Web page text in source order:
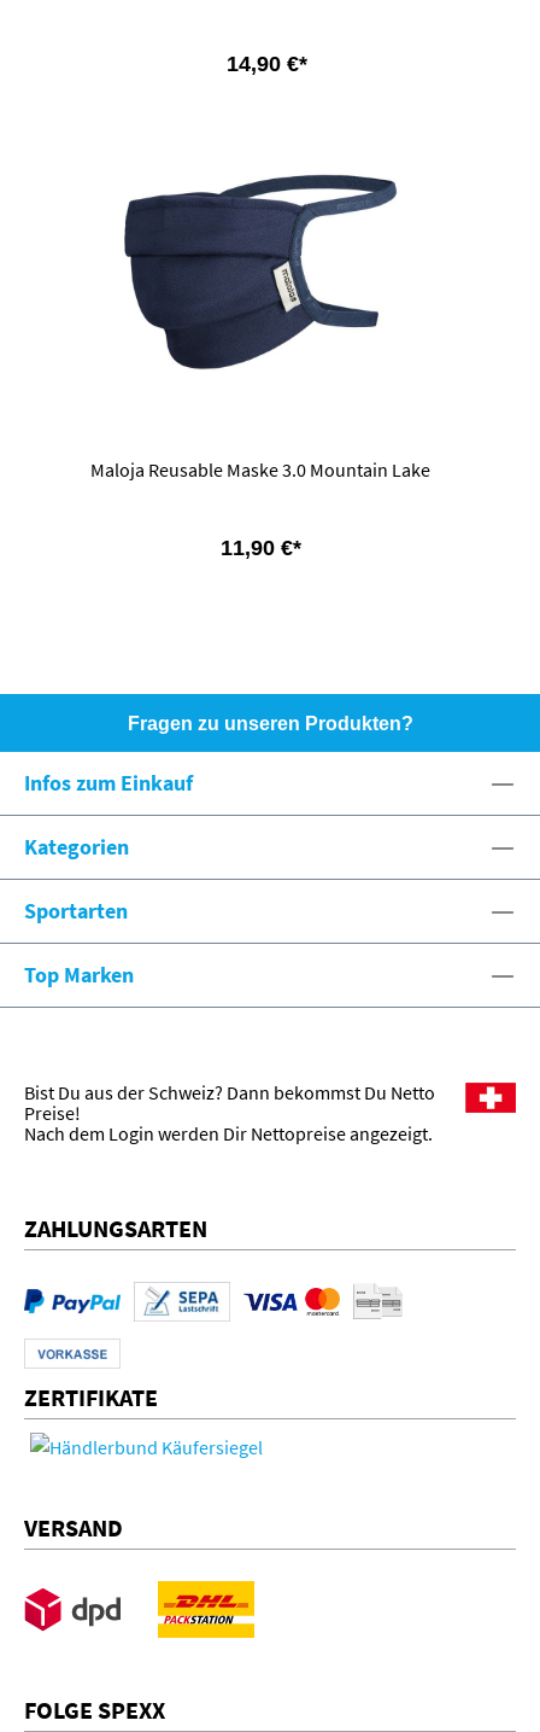
14,90 €*
Maloja Reusable Maske 3.0 Mountain Lake
11,90 €*
Fragen zu unseren Produkten?
eshop@spexx.org
Infos zum Einkauf
Kategorien
Sportarten
Top Marken
Bist Du aus der Schweiz? Dann bekommst Du Netto
Preise!
Nach dem Login werden Dir Nettopreise angezeigt.
ZAHLUNGSARTEN
ZERTIFIKATE
VERSAND
FOLGE SPEXX